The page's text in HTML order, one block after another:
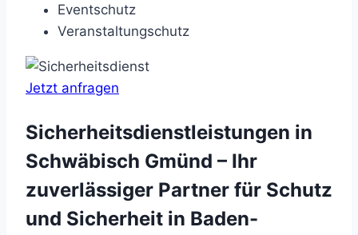
Eventschutz
Veranstaltungschutz
Jetzt anfragen
Sicherheitsdienstleistungen in
Schwäbisch Gmünd – Ihr
zuverlässiger Partner für Schutz
und Sicherheit in Baden-